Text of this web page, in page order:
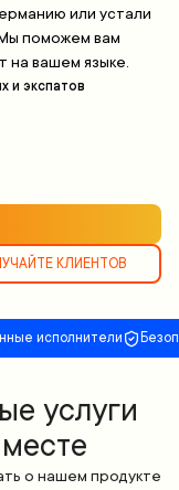
или устали
поможем вам
на вашем языке.
и экспатов
КЛИЕНТОВ
исполнители
услуги
о нашем продукте